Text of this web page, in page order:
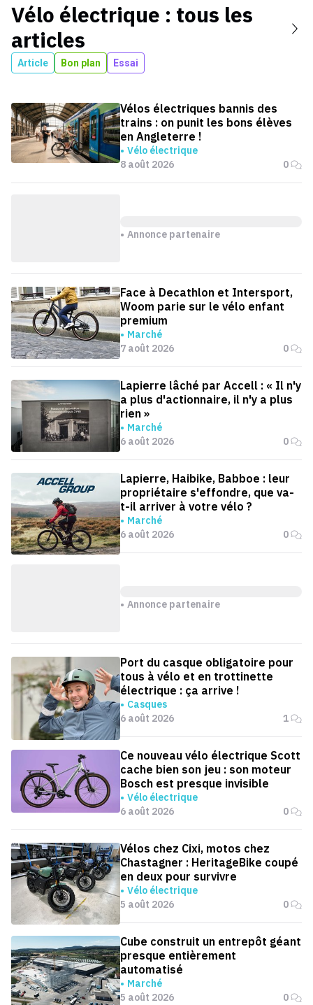
Vélo électrique : tous les
articles
Article Bon plan Essai
Vélos électriques bannis des
trains : on punit les bons élèves
en Angleterre !
Vélo électrique
8 août 2026
0
Annonce partenaire
Face à Decathlon et Intersport,
Woom parie sur le vélo enfant
premium
Marché
7 août 2026
0
Lapierre lâché par Accell : « Il n'y
a plus d'actionnaire, il n'y a plus
rien »
Marché
6 août 2026
0
Lapierre, Haibike, Babboe : leur
propriétaire s'effondre, que va-
t-il arriver à votre vélo ?
Marché
6 août 2026
0
Annonce partenaire
Port du casque obligatoire pour
tous à vélo et en trottinette
électrique : ça arrive !
Casques
6 août 2026
1
Ce nouveau vélo électrique Scott
cache bien son jeu : son moteur
Bosch est presque invisible
Vélo électrique
6 août 2026
0
Vélos chez Cixi, motos chez
Chastagner : HeritageBike coupé
en deux pour survivre
Vélo électrique
5 août 2026
0
Cube construit un entrepôt géant
presque entièrement
automatisé
Marché
5 août 2026
0